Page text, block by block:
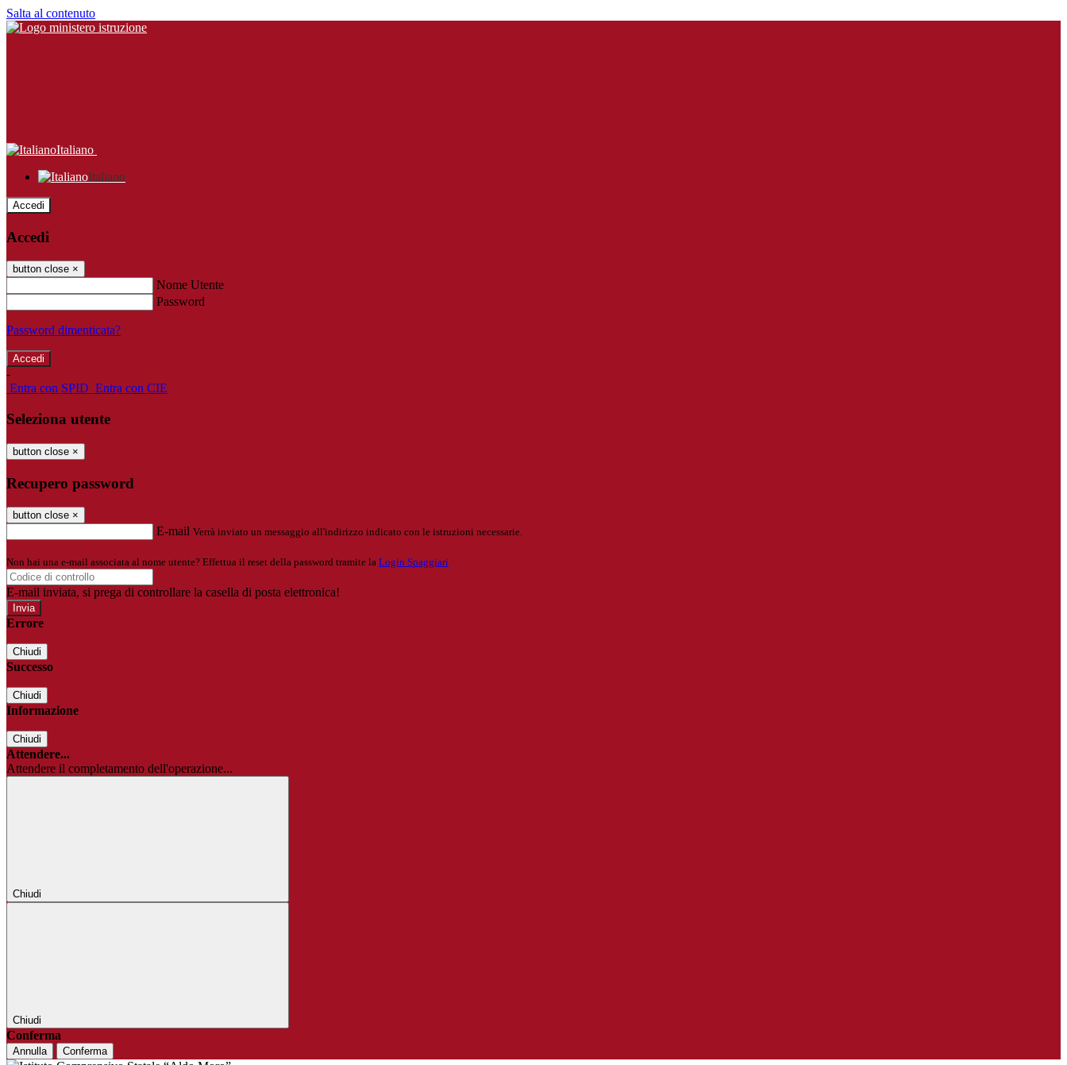
Salta al contenuto
Italiano
Italiano
Accedi
Accedi
button close ×
Nome Utente
Password
Password dimenticata?
-
Entra con SPID Entra con CIE
Seleziona utente
button close ×
Recupero password
button close ×
E-mail Verrà inviato un messaggio all'indirizzo indicato con le istruzioni necessarie.
Non hai una e-mail associata al nome utente? Effettua il reset della password tramite la Login Spaggiari
E-mail inviata, si prega di controllare la casella di posta elettronica!
Errore
Chiudi
Successo
Chiudi
Informazione
Chiudi
Attendere...
Attendere il completamento dell'operazione...
Chiudi
Chiudi
Conferma
Annulla Conferma